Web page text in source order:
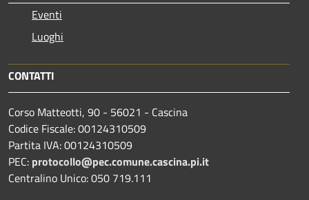
Eventi
Luoghi
CONTATTI
Corso Matteotti, 90 - 56021 - Cascina
Codice Fiscale: 00124310509
Partita IVA: 00124310509
PEC: protocollo@pec.comune.cascina.pi.it
Centralino Unico: 050 719.111